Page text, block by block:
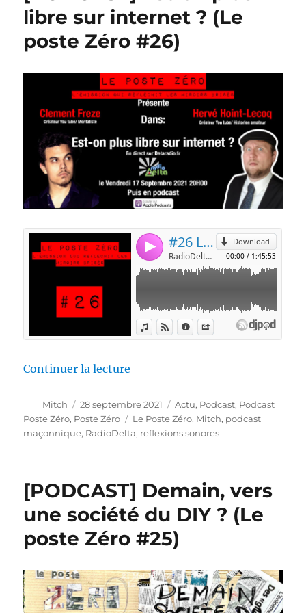
libre sur internet ? (Le
poste Zéro #26)
Continuer la lecture
Auteur
Mitch
Publié
le
28 septembre 2021 Catégories
Actu, Podcast, Podcast
Poste Zéro, Poste Zéro Étiquettes
Le Poste Zéro, Mitch, podcast
maçonnique, RadioDelta, reflexions sonores
[PODCAST] Demain, vers
une société du DIY ? (Le
poste Zéro #25)